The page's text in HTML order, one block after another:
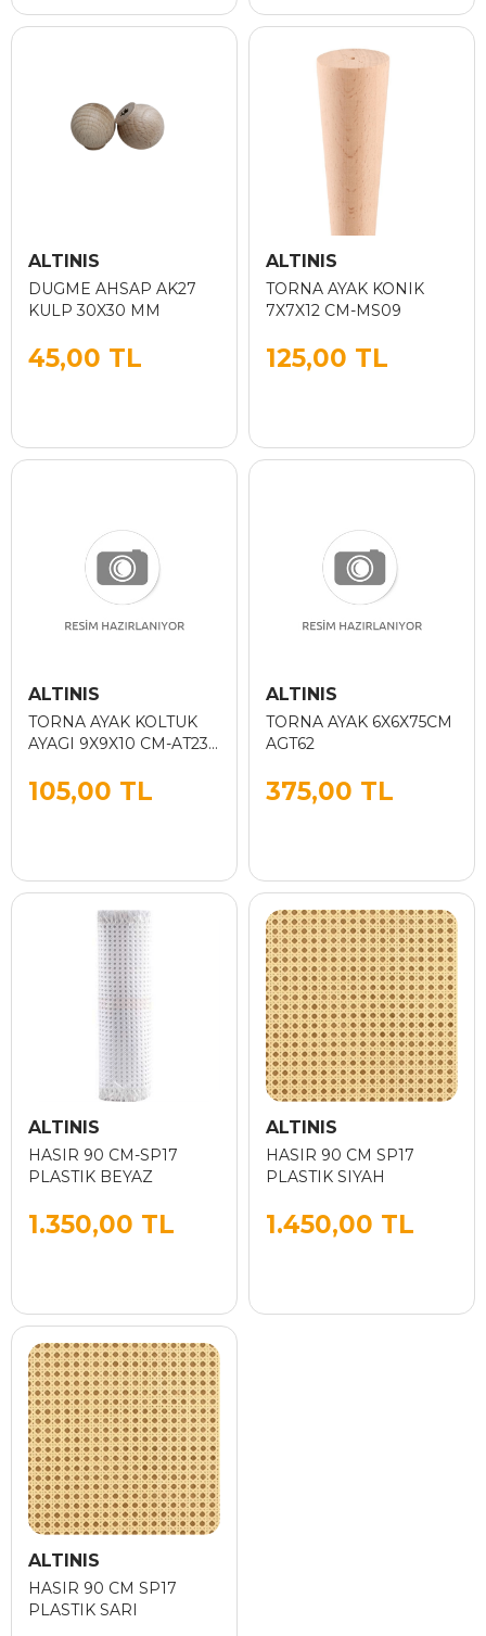
ALTINIS
DUGME AHSAP AK27
KULP 30X30 MM
45,00 TL
ALTINIS
TORNA AYAK KONIK
7X7X12 CM-MS09
125,00 TL
ALTINIS
TORNA AYAK KOLTUK
AYAGI 9X9X10 CM-AT23
105,00 TL
ALTINIS
TORNA AYAK 6X6X75CM
AGT62
375,00 TL
ALTINIS
HASIR 90 CM-SP17
PLASTIK BEYAZ
1.350,00 TL
ALTINIS
HASIR 90 CM SP17
PLASTIK SIYAH
1.450,00 TL
ALTINIS
HASIR 90 CM SP17
PLASTIK SARI